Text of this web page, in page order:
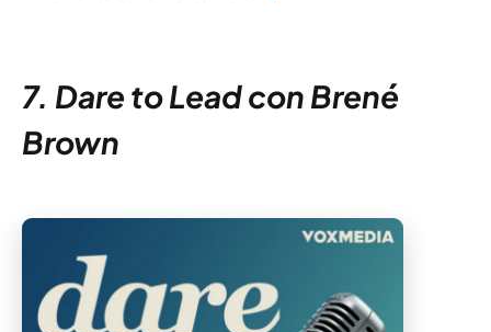
7. Dare to Lead con Brené
Brown